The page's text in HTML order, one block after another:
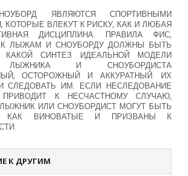
ЯВЛЯЮТСЯ СПОРТИВНЫМИ
КОТОРЫЕ ВЛЕКУТ К РИСКУ, КАК И ЛЮБАЯ
ДИСЦИПЛИНА. ПРАВИЛА ФИС,
ЛЫЖАМ И СНОУБОРДУ ДОЛЖНЫ БЫТЬ
КАКОЙ СИНТЕЗ ИДЕАЛЬНОЙ МОДЕЛИ
ЛЫЖНИКА И СНОУБОРДИСТА
ОСТОРОЖНЫЙ И АККУРАТНЫЙ. ИХ
СЛЕДОВАТЬ ИМ. ЕСЛИ НЕСЛЕДОВАНИЕ
К НЕСЧАСТНОМУ СЛУЧАЮ,
ИЛИ СНОУБОРДИСТ МОГУТ БЫТЬ
КАК ВИНОВАТЫЕ И ПРИЗВАНЫ К
К ДРУГИМ